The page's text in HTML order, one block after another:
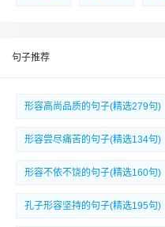
句子推荐
形容高尚品质的句子(精选279句)
形容尝尽痛苦的句子(精选134句)
形容不依不饶的句子(精选160句)
孔子形容坚持的句子(精选195句)